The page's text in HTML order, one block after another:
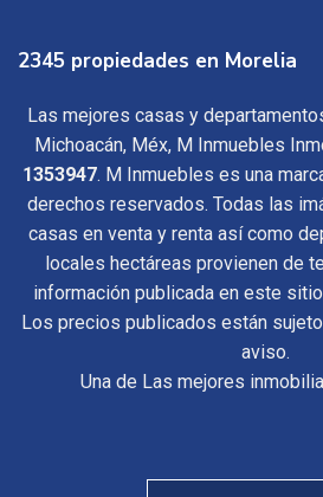
2345 propiedades en Morelia
Las mejores casas y
Michoacán, Méx, M Inmuebles
1353947. M Inmuebles es una
derechos reservados. Todas las
casas en venta y renta así como
locales hectáreas provienen de
información publicada en este
Los precios publicados están
aviso.
Una de Las mejores